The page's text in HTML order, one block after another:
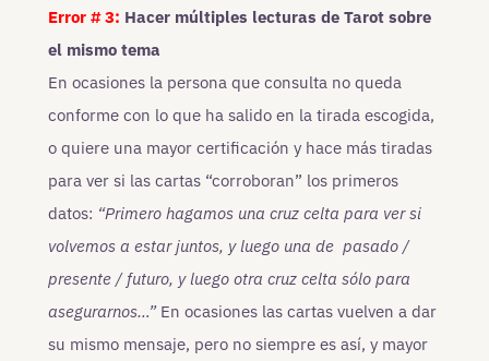
Error # 3: Hacer múltiples lecturas de Tarot sobre
el mismo tema
En ocasiones la persona que consulta no queda
conforme con lo que ha salido en la tirada escogida,
o quiere una mayor certificación y hace más tiradas
para ver si las cartas “corroboran” los primeros
datos: “Primero hagamos una cruz celta para ver si
volvemos a estar juntos, y luego una de pasado /
presente / futuro, y luego otra cruz celta sólo para
asegurarnos…”En ocasiones las cartas vuelven a dar
su mismo mensaje, pero no siempre es así, y mayor